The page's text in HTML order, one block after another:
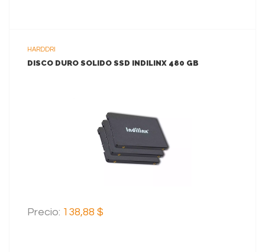
HARDDRI
DISCO DURO SOLIDO SSD INDILINX 480 GB
AGREGAR AL CARRITO
Precio: 138,88 $